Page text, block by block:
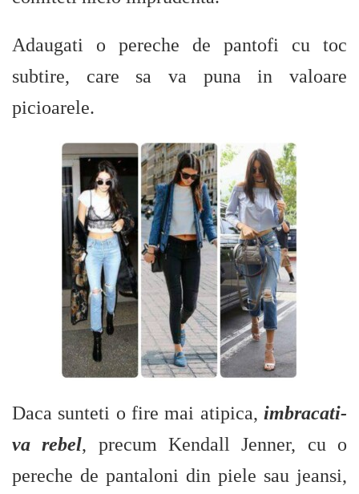
Adaugati o pereche de pantofi cu toc
subtire, care sa va puna in valoare
picioarele.
Daca sunteti o fire mai atipica, imbracati-
va rebel, precum Kendall Jenner, cu o
pereche de pantaloni din piele sau jeansi,